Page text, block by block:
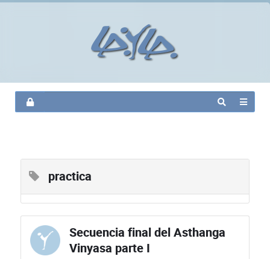
practica
Secuencia final del Asthanga
Vinyasa parte I